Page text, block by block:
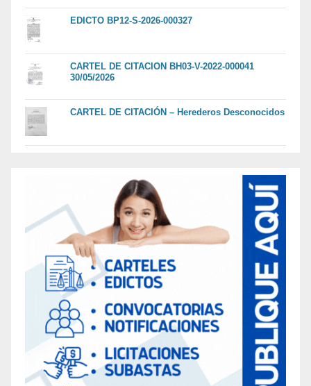
EDICTO BP12-S-2026-000327
CARTEL DE CITACION BH03-V-2022-000041
30/05/2026
CARTEL DE CITACIÓN – Herederos Desconocidos